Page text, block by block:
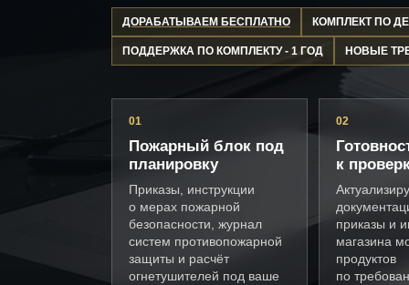
ДОРАБАТЫВАЕМ БЕСПЛАТНО КОМПЛЕКТ ПО
ПОДДЕРЖКА ПО КОМПЛЕКТУ - 1 ГОД НОВЫЕ
01
Пожарный блок под
планировку
Приказы, инструкции
о мерах пожарной
безопасности, журнал
систем противопожарной
защиты и расчёт
огнетушителей под ваше
02
к
приказы и
магазина
продуктов
по